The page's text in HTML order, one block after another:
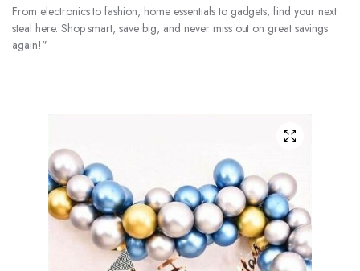
From electronics to fashion, home essentials to gadgets, find your next
steal here. Shop smart, save big, and never miss out on great savings
again!"